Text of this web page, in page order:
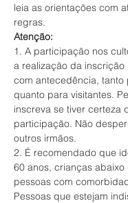
leia as orientações com
regras.
Atenção:
1. A participação nos
a realização da inscrição
com antecedência, tanto
quanto para visitantes.
inscreva se tiver certeza
participação. Não
outros irmãos.
2. É recomendado que
60 anos, crianças abaixo
pessoas com
Pessoas que estejam